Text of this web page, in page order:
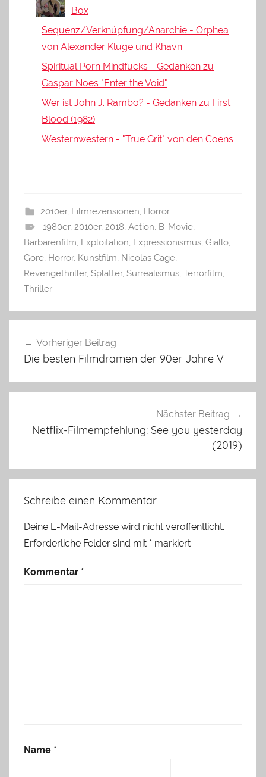
Box
Sequenz/Verknüpfung/Anarchie - Orphea
von Alexander Kluge und Khavn
Spiritual Porn Mindfucks - Gedanken zu
Gaspar Noes "Enter the Void"
Wer ist John J. Rambo? - Gedanken zu First
Blood (1982)
Westernwestern - "True Grit" von den Coens
2010er, Filmrezensionen Horror
1980er, 2010er, 2018 Action B-Movie,
Barbarenfilm Exploitation Expressionismus Giallo
Gore Horror, Kunstfilm Nicolas Cage
Revengethriller, Splatter, Surrealismus Terrorfilm
Thriller
Vorheriger Beitrag
Die besten Filmdramen der 90er Jahre V
Nächster Beitrag
Netflix-Filmempfehlung: See you yesterday
(2019)
Schreibe einen Kommentar
Deine E-Mail-Adresse wird nicht veröffentlicht.
Erforderliche Felder sind mit * markiert
Kommentar *
Name *